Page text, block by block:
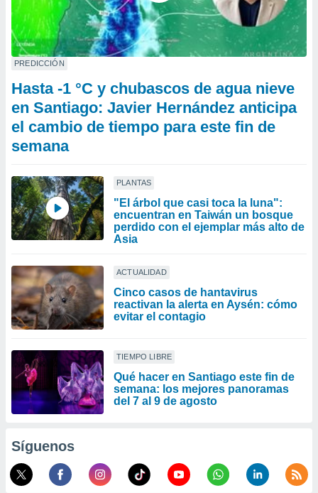
PREDICCIÓN
Hasta -1 °C y chubascos de agua nieve
en Santiago: Javier Hernández anticipa
el cambio de tiempo para este fin de
semana
PLANTAS
"El árbol que casi toca la luna":
encuentran en Taiwán un bosque
perdido con el ejemplar más alto de
Asia
ACTUALIDAD
Cinco casos de hantavirus
reactivan la alerta en Aysén: cómo
evitar el contagio
TIEMPO LIBRE
Qué hacer en Santiago este fin de
semana: los mejores panoramas
del 7 al 9 de agosto
Síguenos